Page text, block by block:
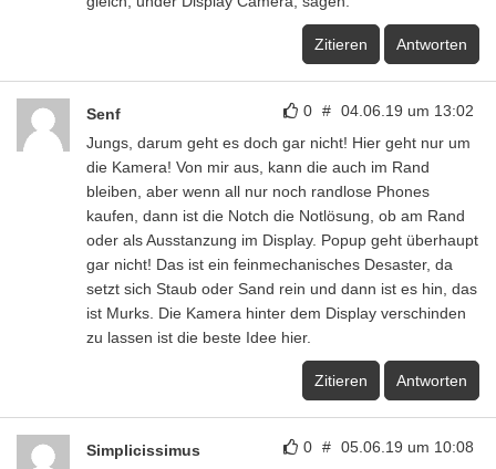
Zitieren Antworten
0 # 04.06.19 um 13:02
Senf
Jungs, darum geht es doch gar nicht! Hier geht nur um
die Kamera! Von mir aus, kann die auch im Rand
bleiben, aber wenn all nur noch randlose Phones
kaufen, dann ist die Notch die Notlösung, ob am Rand
oder als Ausstanzung im Display. Popup geht überhaupt
gar nicht! Das ist ein feinmechanisches Desaster, da
setzt sich Staub oder Sand rein und dann ist es hin, das
ist Murks. Die Kamera hinter dem Display verschinden
zu lassen ist die beste Idee hier.
Zitieren Antworten
0 # 05.06.19 um 10:08
Simplicissimus